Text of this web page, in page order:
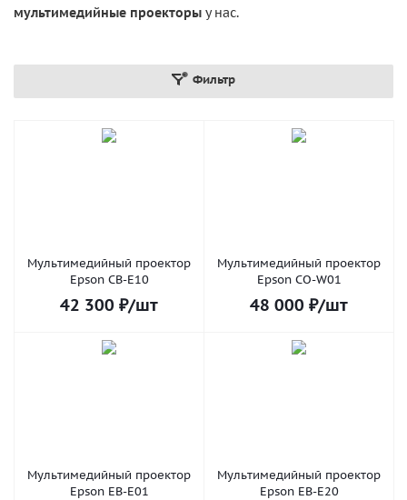
мультимедийные проекторы у нас.
Фильтр
Мультимедийный проектор
Epson CB-E10
42 300 ₽/шт
Мультимедийный проектор
Epson CO-W01
48 000 ₽/шт
Мультимедийный проектор
Epson EB-E01
Мультимедийный проектор
Epson EB-E20